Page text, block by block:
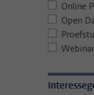
Online
Open
Webinar